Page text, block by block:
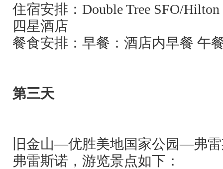
住宿安排： Double Tree SFO/
四星酒店
餐食安排：早餐：酒店内早餐 午
第三天
旧金山—优胜美地国家公园—弗
弗雷斯诺，游览景点如下：